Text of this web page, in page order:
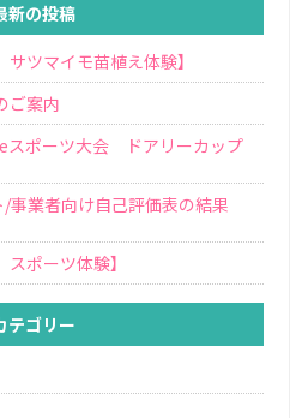
新の投稿
ツマイモ苗植え体験】
ご案内
スポーツ大会 ドアリーカップ
事業者向け自己評価表の結果
ポーツ体験】
テゴリー